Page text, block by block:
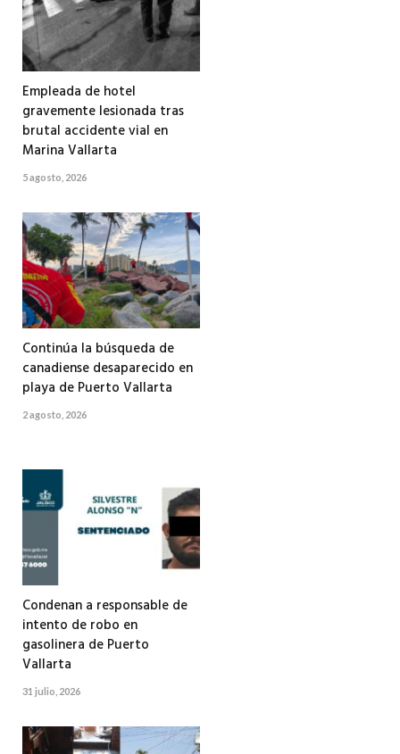
Empleada de hotel
gravemente lesionada tras
brutal accidente vial en
Marina Vallarta
5 agosto, 2026
Continúa la búsqueda de
canadiense desaparecido en
playa de Puerto Vallarta
2 agosto, 2026
Condenan a responsable de
intento de robo en
gasolinera de Puerto
Vallarta
31 julio, 2026